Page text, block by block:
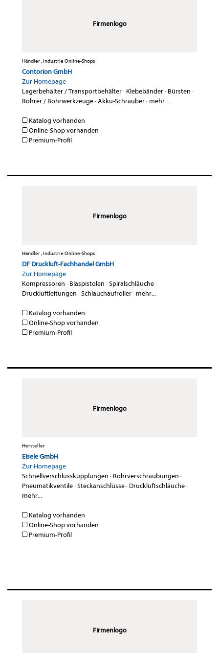
Firmenlogo
Händler , Industrie Online-Shops
Contorion GmbH
Zur Homepage
Lagerbehälter / Transportbehälter· Klebebänder· Bürsten ·
Bohrer / Bohrwerkzeuge·Akku-Schrauber· mehr...
Katalog vorhanden
Online-Shop vorhanden
Premium-Profil
Firmenlogo
Händler , Industrie Online-Shops
DF Druckluft-Fachhandel GmbH
Zur Homepage
Kompressoren · Blaspistolen ·Spiralschläuche·
Druckluftleitungen ·Schlauchaufroller· mehr...
Katalog vorhanden
Online-Shop vorhanden
Premium-Profil
Firmenlogo
Hersteller
Eisele GmbH
Zur Homepage
Schnellverschlusskupplungen · Rohrverschraubungen ·
Pneumatikventile·Steckanschlüsse· Druckluftschläuche·
mehr...
Katalog vorhanden
Online-Shop vorhanden
Premium-Profil
Firmenlogo